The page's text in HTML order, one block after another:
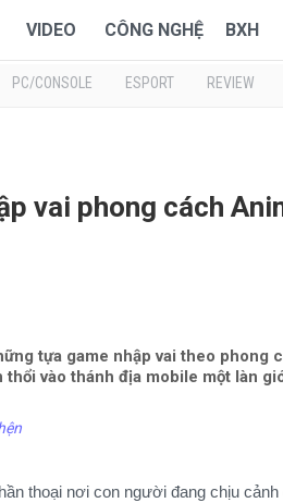
VIDEO CÔNG NGHỆ BXH
PC/CONSOLE ESPORT REVIEW
vai phong cách
tựa game nhập vai theo phong
vào thánh địa mobile một làn
thoại nơi con người đang chịu